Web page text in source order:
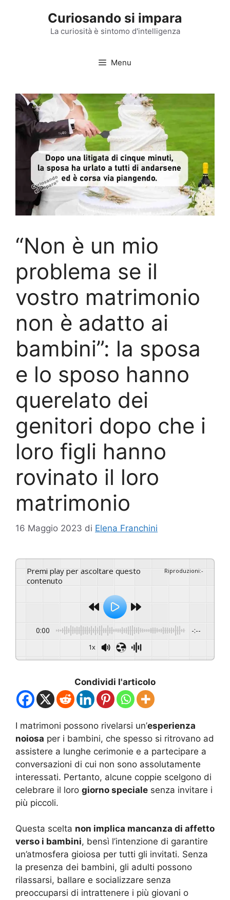
Curiosando si impara
La curiosità è sintomo d'intelligenza
Menu
“Non è un mio
problema se il
vostro matrimonio
non è adatto ai
bambini”: la sposa
e lo sposo hanno
querelato dei
genitori dopo che i
loro figli hanno
rovinato il loro
matrimonio
16 Maggio 2023 di Elena Franchini
Premi play per ascoltare questo
contenuto
Riproduzioni:-
0:00 -:--
1x
Condividi l'articolo
I matrimoni possono rivelarsi un’esperienza
noiosa per i bambini, che spesso si ritrovano ad
assistere a lunghe cerimonie e a partecipare a
conversazioni di cui non sono assolutamente
interessati. Pertanto, alcune coppie scelgono di
celebrare il loro giorno speciale senza invitare i
più piccoli.
Questa scelta non implica mancanza di affetto
verso i bambini, bensì l’intenzione di garantire
un’atmosfera gioiosa per tutti gli invitati. Senza
la presenza dei bambini, gli adulti possono
rilassarsi, ballare e socializzare senza
preoccuparsi di intrattenere i più giovani o